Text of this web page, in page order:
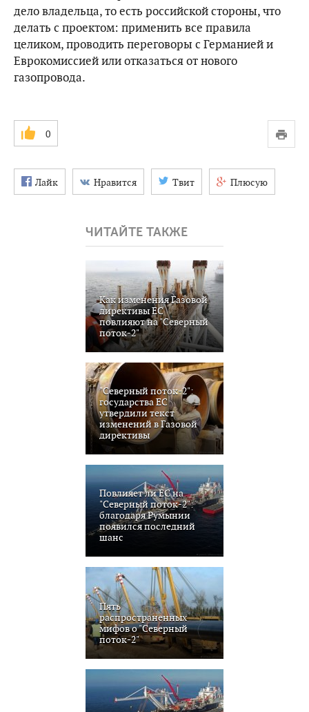
дело владельца, то есть российской стороны, что
делать с проектом: применить все правила
целиком, проводить переговоры с Германией и
Еврокомиссией или отказаться от нового
газопровода.
0
Лайк Нравится Твит Плюсую
ЧИТАЙТЕ ТАКЖЕ
Как изменения Газовой
директивы ЕС
повлияют на "Северный
поток-2"
"Северный поток-2":
государства ЕС
утвердили текст
изменений в Газовой
директивы
Повлияет ли ЕС на
"Северный поток-2":
благодаря Румынии
появился последний
шанс
Пять
распространенных
мифов о "Северный
поток-2"